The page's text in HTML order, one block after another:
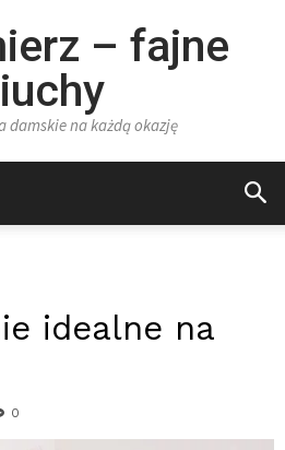
– fajne
damskie na każdą okazję
idealne na
0